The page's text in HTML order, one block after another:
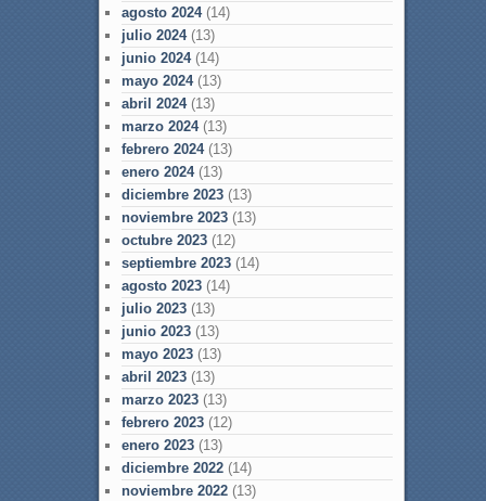
agosto 2024(14)
julio 2024(13)
junio 2024(14)
mayo 2024(13)
abril 2024(13)
marzo 2024(13)
febrero 2024(13)
enero 2024(13)
diciembre 2023(13)
noviembre 2023(13)
octubre 2023(12)
septiembre 2023(14)
agosto 2023(14)
julio 2023(13)
junio 2023(13)
mayo 2023(13)
abril 2023(13)
marzo 2023(13)
febrero 2023(12)
enero 2023(13)
diciembre 2022(14)
noviembre 2022(13)